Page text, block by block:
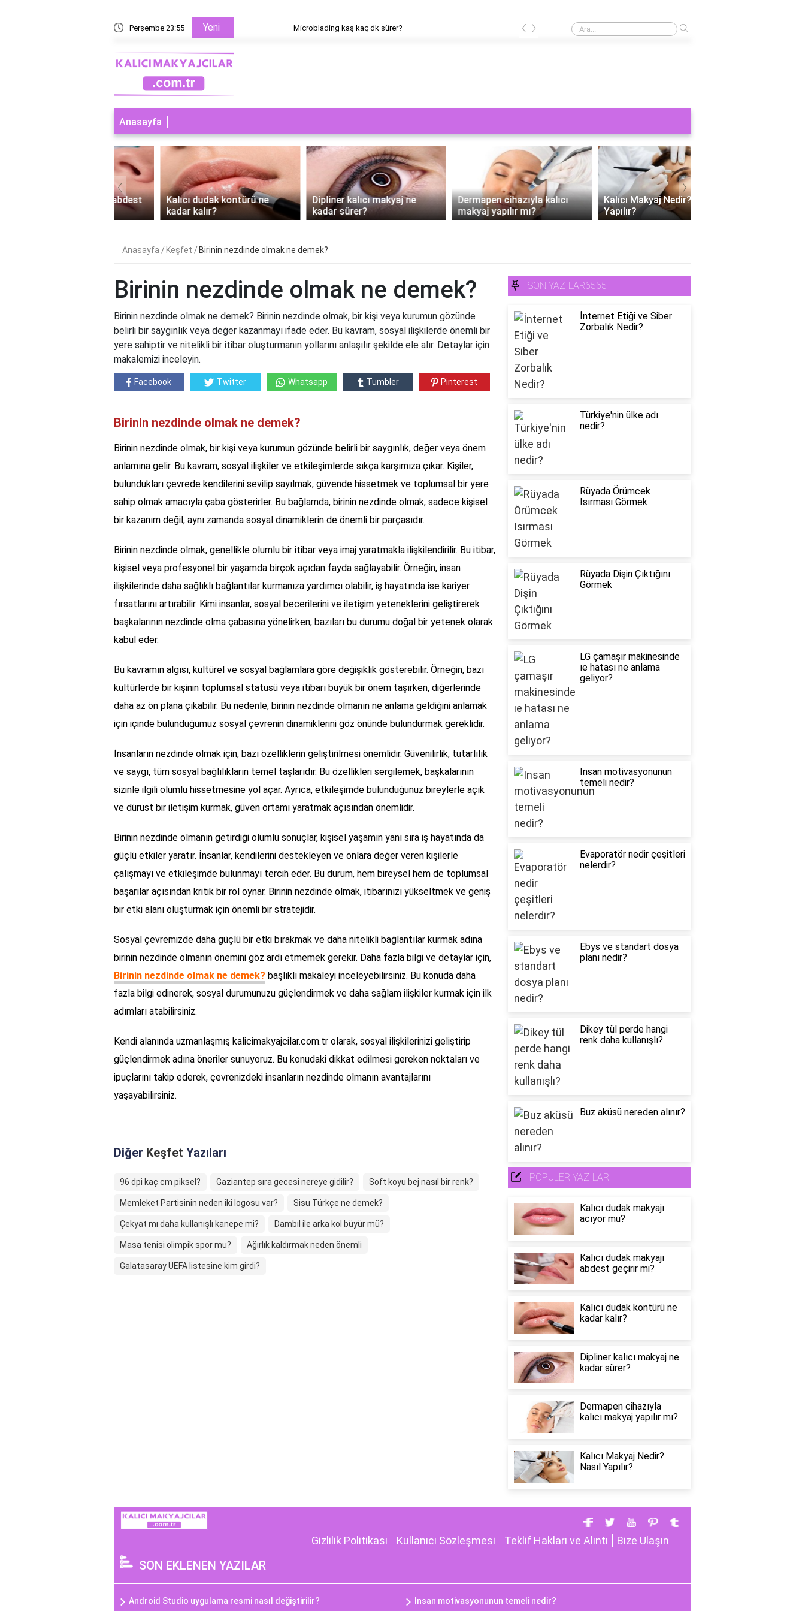
Perşembe 23:55 Yeni Microblading kaş kaç dk sürer? Kaş yaptırmak ne kadar 2024?
‹ ›
Anasayfa
Kalıcı dudak kontürü ne
kadar kalır?
Dipliner kalıcı makyaj ne
kadar sürer?
Dermapen cihazıyla kalıcı
makyaj yapılır mı?
Kalıcı Makyaj Nedir? Nasıl
Yapılır?
‹ ›
Anasayfa Keşfet Birinin nezdinde olmak ne demek?
Birinin nezdinde olmak ne demek?
Birinin nezdinde olmak ne demek? Birinin nezdinde olmak, bir kişi veya kurumun gözünde
belirli bir saygınlık veya değer kazanmayı ifade eder. Bu kavram, sosyal ilişkilerde önemli bir
yere sahiptir ve nitelikli bir itibar oluşturmanın yollarını anlaşılır şekilde ele alır. Detaylar için
makalemizi inceleyin.
Facebook Twitter Whatsapp Tumbler Pinterest
Birinin nezdinde olmak ne demek?
Birinin nezdinde olmak, bir kişi veya kurumun gözünde belirli bir saygınlık, değer veya önem
anlamına gelir. Bu kavram, sosyal ilişkiler ve etkileşimlerde sıkça karşımıza çıkar. Kişiler,
bulundukları çevrede kendilerini sevilip sayılmak, güvende hissetmek ve toplumsal bir yere
sahip olmak amacıyla çaba gösterirler. Bu bağlamda, birinin nezdinde olmak, sadece kişisel
bir kazanım değil, aynı zamanda sosyal dinamiklerin de önemli bir parçasıdır.
Birinin nezdinde olmak, genellikle olumlu bir itibar veya imaj yaratmakla ilişkilendirilir. Bu itibar,
kişisel veya profesyonel bir yaşamda birçok açıdan fayda sağlayabilir. Örneğin, insan
ilişkilerinde daha sağlıklı bağlantılar kurmanıza yardımcı olabilir, iş hayatında ise kariyer
fırsatlarını artırabilir. Kimi insanlar, sosyal becerilerini ve iletişim yeteneklerini geliştirerek
başkalarının nezdinde olma çabasına yönelirken, bazıları bu durumu doğal bir yetenek olarak
kabul eder.
Bu kavramın algısı, kültürel ve sosyal bağlamlara göre değişiklik gösterebilir. Örneğin, bazı
kültürlerde bir kişinin toplumsal statüsü veya itibarı büyük bir önem taşırken, diğerlerinde
daha az ön plana çıkabilir. Bu nedenle, birinin nezdinde olmanın ne anlama geldiğini anlamak
için içinde bulunduğumuz sosyal çevrenin dinamiklerini göz önünde bulundurmak gereklidir.
İnsanların nezdinde olmak için, bazı özelliklerin geliştirilmesi önemlidir. Güvenilirlik, tutarlılık
ve saygı, tüm sosyal bağlılıkların temel taşlarıdır. Bu özellikleri sergilemek, başkalarının
sizinle ilgili olumlu hissetmesine yol açar. Ayrıca, etkileşimde bulunduğunuz bireylerle açık
ve dürüst bir iletişim kurmak, güven ortamı yaratmak açısından önemlidir.
Birinin nezdinde olmanın getirdiği olumlu sonuçlar, kişisel yaşamın yanı sıra iş hayatında da
güçlü etkiler yaratır. İnsanlar, kendilerini destekleyen ve onlara değer veren kişilerle
çalışmayı ve etkileşimde bulunmayı tercih eder. Bu durum, hem bireysel hem de toplumsal
başarılar açısından kritik bir rol oynar. Birinin nezdinde olmak, itibarınızı yükseltmek ve geniş
bir etki alanı oluşturmak için önemli bir stratejidir.
Sosyal çevremizde daha güçlü bir etki bırakmak ve daha nitelikli bağlantılar kurmak adına
birinin nezdinde olmanın önemini göz ardı etmemek gerekir. Daha fazla bilgi ve detaylar için,
Birinin nezdinde olmak ne demek? başlıklı makaleyi inceleyebilirsiniz. Bu konuda daha
fazla bilgi edinerek, sosyal durumunuzu güçlendirmek ve daha sağlam ilişkiler kurmak için ilk
adımları atabilirsiniz.
Kendi alanında uzmanlaşmış kalicimakyajcilar.com.tr olarak, sosyal ilişkilerinizi geliştirip
güçlendirmek adına öneriler sunuyoruz. Bu konudaki dikkat edilmesi gereken noktaları ve
ipuçlarını takip ederek, çevrenizdeki insanların nezdinde olmanın avantajlarını
yaşayabilirsiniz.
Diğer Keşfet Yazıları
96 dpi kaç cm piksel? Gaziantep sıra gecesi nereye gidilir? Soft koyu bej nasıl bir renk?
Memleket Partisinin neden iki logosu var? Sisu Türkçe ne demek?
Çekyat mı daha kullanışlı kanepe mi? Dambıl ile arka kol büyür mü?
Masa tenisi olimpik spor mu? Ağırlık kaldırmak neden önemli
Galatasaray UEFA listesine kim girdi?
SON YAZILAR6565
İnternet Etiği ve Siber
Zorbalık Nedir?
Türkiye'nin ülke adı
nedir?
Rüyada Örümcek
Isırması Görmek
Rüyada Dişin Çıktığını
Görmek
LG çamaşır makinesinde
ıe hatası ne anlama
geliyor?
Insan motivasyonunun
temeli nedir?
Evaporatör nedir çeşitleri
nelerdir?
Ebys ve standart dosya
planı nedir?
Dikey tül perde hangi
renk daha kullanışlı?
Buz aküsü nereden alınır?
POPÜLER YAZILAR
Kalıcı dudak makyajı
acıyor mu?
Kalıcı dudak makyajı
abdest geçirir mi?
Kalıcı dudak kontürü ne
kadar kalır?
Dipliner kalıcı makyaj ne
kadar sürer?
Dermapen cihazıyla
kalıcı makyaj yapılır mı?
Kalıcı Makyaj Nedir?
Nasıl Yapılır?
Gizlilik Politikası Kullanıcı Sözleşmesi Teklif Hakları ve Alıntı Bize Ulaşın
SON EKLENEN YAZILAR
Android Studio uygulama resmi nasıl değiştirilir? Insan motivasyonunun temeli nedir?